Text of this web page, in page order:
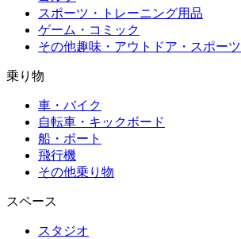
スポーツ・トレーニング用品
ゲーム・コミック
その他趣味・アウトドア・スポーツ
乗り物
車・バイク
自転車・キックボード
船・ボート
飛行機
その他乗り物
スペース
スタジオ